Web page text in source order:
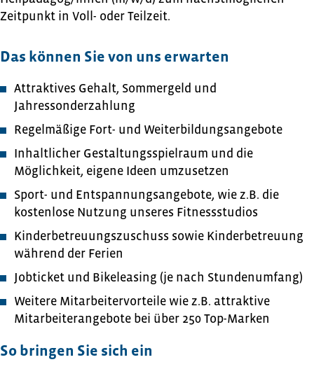
Zeitpunkt in Voll- oder Teilzeit.
Das können Sie von uns erwarten
Attraktives Gehalt, Sommergeld und
Jahressonderzahlung
Regelmäßige Fort- und Weiterbildungsangebote
Inhaltlicher Gestaltungsspielraum und die
Möglichkeit, eigene Ideen umzusetzen
Sport- und Entspannungsangebote, wie z.B. die
kostenlose Nutzung unseres Fitnessstudios
Kinderbetreuungszuschuss sowie Kinderbetreuung
während der Ferien
Jobticket und Bikeleasing (je nach Stundenumfang)
Weitere Mitarbeitervorteile wie z.B. attraktive
Mitarbeiterangebote bei über 250 Top-Marken
So bringen Sie sich ein